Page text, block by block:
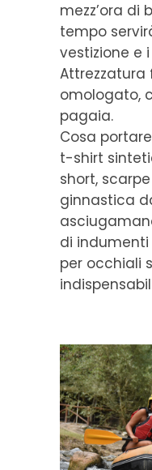
mezz’ora di
tempo
vestizione e
Attrezzatura
omologato,
pagaia.
Cosa
t-shirt
short,
ginnastica
di
per occhiali